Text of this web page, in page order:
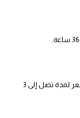
يمكن كشف مدمن الأفيون من خلال تحليل الشعر لمدة تصل إلى 3